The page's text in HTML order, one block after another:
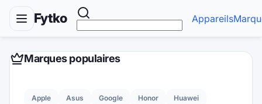
Fytko Appareils
Marques populaires
Apple Asus Google Honor Huawei